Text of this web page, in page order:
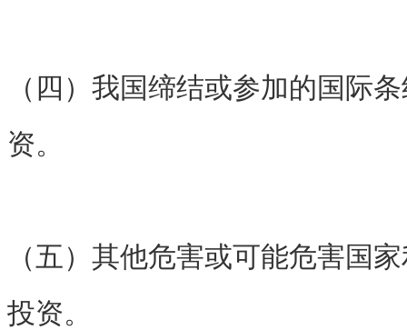
（四）我国缔结或参加的国际
资。
（五）其他危害或可能危害国
投资。